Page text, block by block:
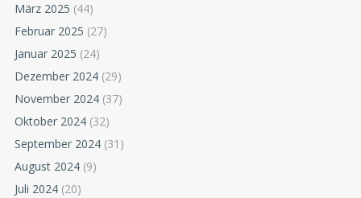
März 2025 (44)
Februar 2025 (27)
Januar 2025 (24)
Dezember 2024 (29)
November 2024 (37)
Oktober 2024 (32)
September 2024 (31)
August 2024 (9)
Juli 2024 (20)